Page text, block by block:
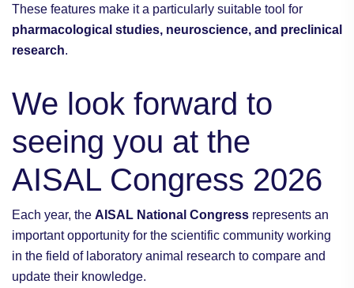
These features make it a particularly suitable tool for
pharmacological studies, neuroscience, and preclinical
research.
We look forward to
seeing you at the
AISAL Congress 2026
Each year, the AISAL National Congress represents an
important opportunity for the scientific community working
in the field of laboratory animal research to compare and
update their knowledge.